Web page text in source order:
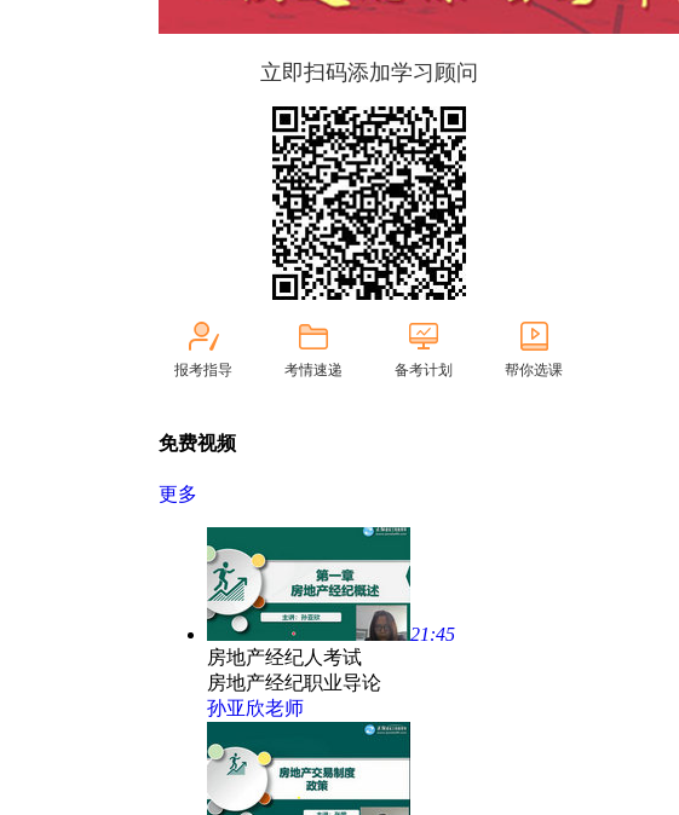
立即扫码添加学习顾问
报考指导 考情速递 备考计划 帮你选课
免费视频
更多
21:45
房地产经纪人考试
房地产经纪职业导论
孙亚欣老师